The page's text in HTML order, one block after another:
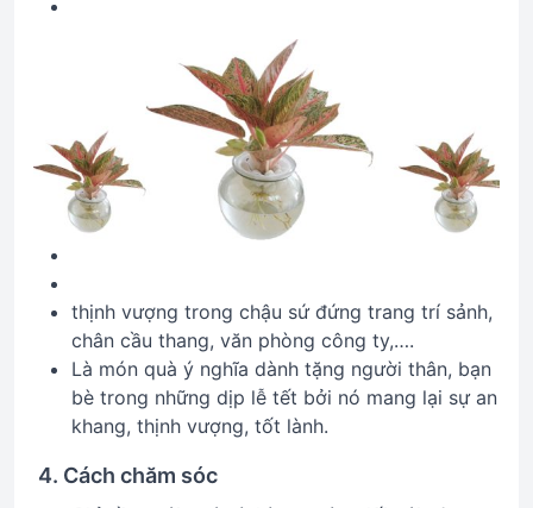
thịnh vượng trong chậu sứ đứng trang trí sảnh,
chân cầu thang, văn phòng công ty,….
Là món quà ý nghĩa dành tặng người thân, bạn
bè trong những dịp lễ tết bởi nó mang lại sự an
khang, thịnh vượng, tốt lành.
4. Cách chăm sóc